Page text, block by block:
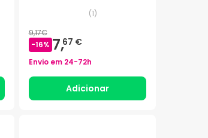
(1)
9,17€
-16% 7,67 €
Envio em 24-72h
Adicionar